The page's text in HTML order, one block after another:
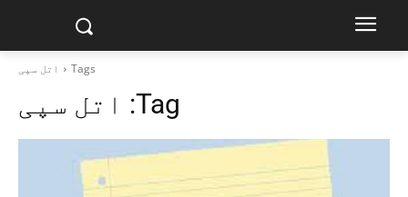
Tags اتل سپی
Tag: اتل سپی